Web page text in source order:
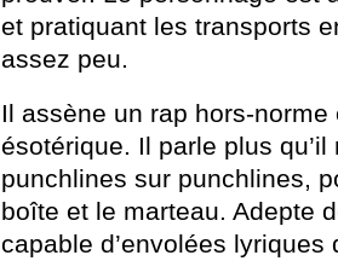
et pratiquant les transports
assez peu.
Il assène un rap hors-
ésotérique. Il parle plus
punchlines sur punchlines,
boîte et le marteau. Adepte
capable d’envolées